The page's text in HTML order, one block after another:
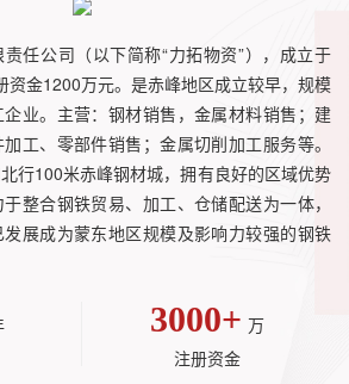
任公司（以下简称“力拓物资”），成立于
资金1200万元。是赤峰地区成立较早，规模
业。主营：钢材销售，金属材料销售；建
工、零部件销售；金属切削加工服务等。
行100米赤峰钢材城，拥有良好的区域优势
整合钢铁贸易、加工、仓储配送为一体，
展成为蒙东地区规模及影响力较强的钢铁
3000+ 万
注册资金